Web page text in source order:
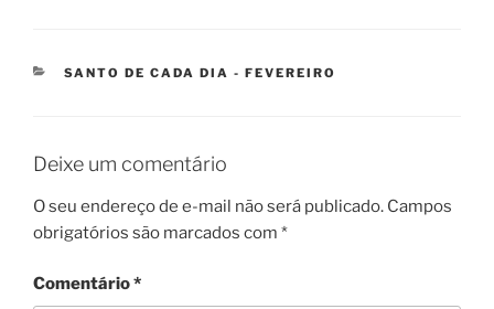
SANTO DE CADA DIA - FEVEREIRO
Deixe um comentário
O seu endereço de e-mail não será publicado. Campos
obrigatórios são marcados com *
Comentário*